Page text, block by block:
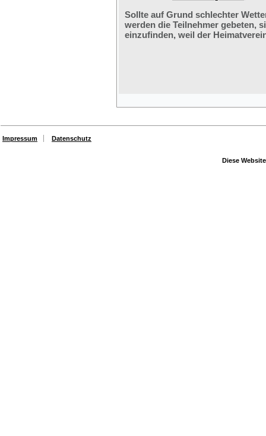
Sollte auf Grund schlechter
werden die Teilnehmer gebeten,
einzufinden, weil der
Impressum Datenschutz
Diese